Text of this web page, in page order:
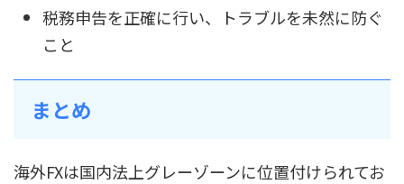
税務申告を正確に行い、トラブルを未然に防ぐ
こと
まとめ
海外FXは国内法上グレーゾーンに位置付けられてお